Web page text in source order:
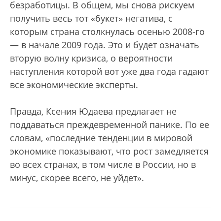
безработицы. В общем, мы снова рискуем
получить весь тот «букет» негатива, с
которым страна столкнулась осенью 2008-го
— в начале 2009 года. Это и будет означать
вторую волну кризиса, о вероятности
наступления которой вот уже два года гадают
все экономические эксперты.
Правда, Ксения Юдаева предлагает не
поддаваться преждевременной панике. По ее
словам, «последние тенденции в мировой
экономике показывают, что рост замедляется
во всех странах, в том числе в России, но в
минус, скорее всего, не уйдет».